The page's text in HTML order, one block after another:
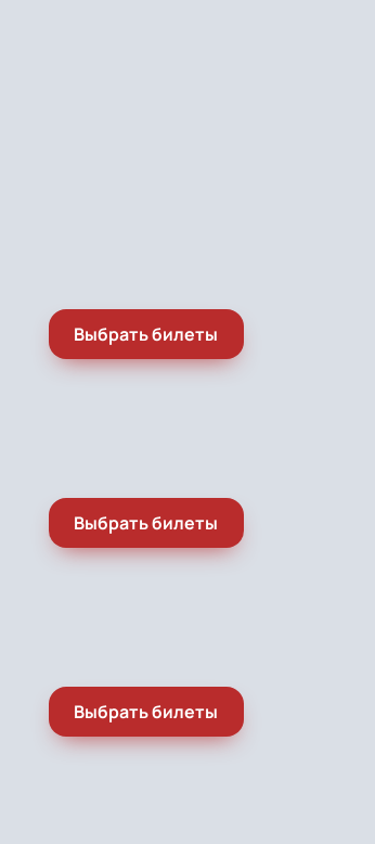
Выбрать билеты
Выбрать билеты
Выбрать билеты